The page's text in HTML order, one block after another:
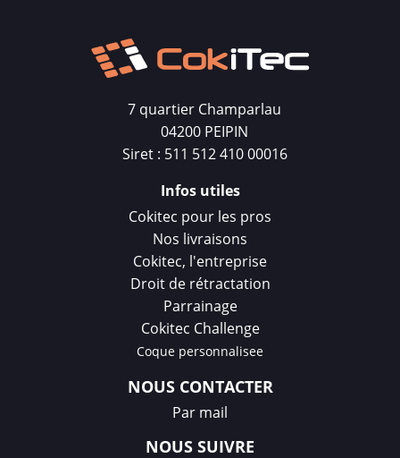
7 quartier Champarlau
04200 PEIPIN
Siret : 511 512 410 00016
Infos utiles
Cokitec pour les pros
Nos livraisons
Cokitec, l'entreprise
Droit de rétractation
Parrainage
Cokitec Challenge
Coque personnalisee
NOUS CONTACTER
Par mail
NOUS SUIVRE